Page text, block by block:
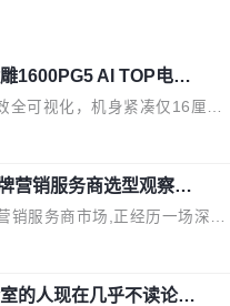
1600PG5 AI TOP电
机与本地AI算力打造旗
全可视化，机身紧凑仅16厘米
展首度亮相后，技嘉科技近日正
主机与本地AI算力平台打
厘米，提供1600W额定功率
效；支持ATX 3.1与PCIe 5.1
可充分满足当下高阶PC主机
营销服务商选型观察：
牌资产思维的范式转移
销服务商市场,正经历一场深刻
全案品牌代理机构市场从2025
预计2032年将突破120亿美
的人现在几乎不读论文